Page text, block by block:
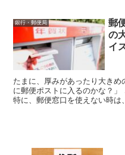
銀行・郵便局
郵
の
イ
たまに、厚みがあったり大き
に郵便ポストに入るのかな？」
特に、郵便窓口を使えない時